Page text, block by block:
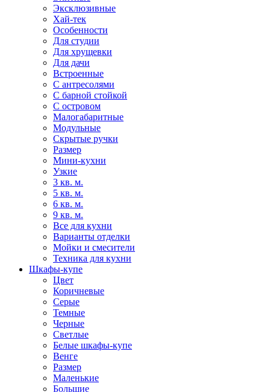
Эксклюзивные
Хай-тек
Особенности
Для студии
Для хрущевки
Для дачи
Встроенные
С антресолями
С барной стойкой
С островом
Малогабаритные
Модульные
Скрытые ручки
Размер
Мини-кухни
Узкие
3 кв. м.
5 кв. м.
6 кв. м.
9 кв. м.
Все для кухни
Варианты отделки
Мойки и смесители
Техника для кухни
Шкафы-купе
Цвет
Коричневые
Серые
Темные
Черные
Светлые
Белые шкафы-купе
Венге
Размер
Маленькие
Большие